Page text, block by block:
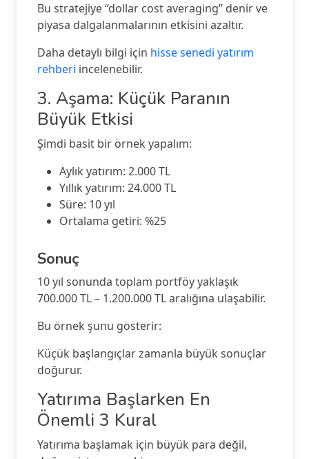
Bu stratejiye “dollar cost averaging” denir ve
piyasa dalgalanmalarının etkisini azaltır.
Daha detaylı bilgi için hisse senedi yatırım
rehberi incelenebilir.
3. Aşama: Küçük Paranın
Büyük Etkisi
Şimdi basit bir örnek yapalım:
Aylık yatırım: 2.000 TL
Yıllık yatırım: 24.000 TL
Süre: 10 yıl
Ortalama getiri: %25
Sonuç
10 yıl sonunda toplam portföy yaklaşık
700.000 TL – 1.200.000 TL aralığına ulaşabilir.
Bu örnek şunu gösterir:
Küçük başlangıçlar zamanla büyük sonuçlar
doğurur.
Yatırıma Başlarken En
Önemli 3 Kural
Yatırıma başlamak için büyük para değil,